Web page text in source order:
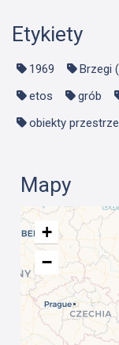
Etykiety
1969 Brzegi
etos
grób
obiekty
Mapy
+
−